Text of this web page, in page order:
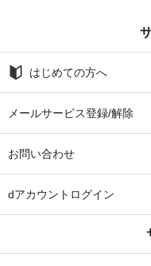
はじめての方へ
メールサービス登録/解除
お問い合わせ
dアカウントログイン